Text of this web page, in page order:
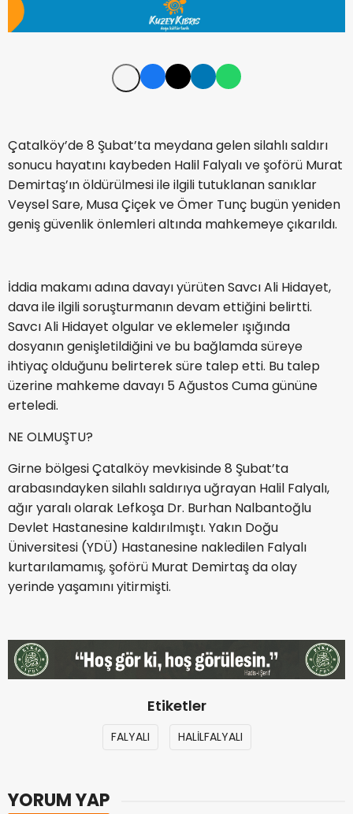
Çatalköy’de 8 Şubat’ta meydana gelen silahlı saldırı
sonucu hayatını kaybeden Halil Falyalı ve şoförü Murat
Demirtaş’ın öldürülmesi ile ilgili tutuklanan sanıklar
Veysel Sare, Musa Çiçek ve Ömer Tunç bugün yeniden
geniş güvenlik önlemleri altında mahkemeye çıkarıldı.
İddia makamı adına davayı yürüten Savcı Ali Hidayet,
dava ile ilgili soruşturmanın devam ettiğini belirtti.
Savcı Ali Hidayet olgular ve eklemeler ışığında
dosyanın genişletildiğini ve bu bağlamda süreye
ihtiyaç olduğunu belirterek süre talep etti. Bu talep
üzerine mahkeme davayı 5 Ağustos Cuma gününe
erteledi.
NE OLMUŞTU?
Girne bölgesi Çatalköy mevkisinde 8 Şubat’ta
arabasındayken silahlı saldırıya uğrayan Halil Falyalı,
ağır yaralı olarak Lefkoşa Dr. Burhan Nalbantoğlu
Devlet Hastanesine kaldırılmıştı. Yakın Doğu
Üniversitesi (YDÜ) Hastanesine nakledilen Falyalı
kurtarılamamış, şoförü Murat Demirtaş da olay
yerinde yaşamını yitirmişti.
Etiketler
FALYALI HALİLFALYALI
YORUM YAP